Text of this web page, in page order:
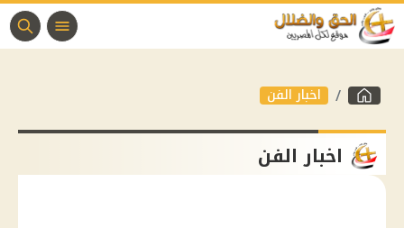
اخبار الفن
اخبار الفن